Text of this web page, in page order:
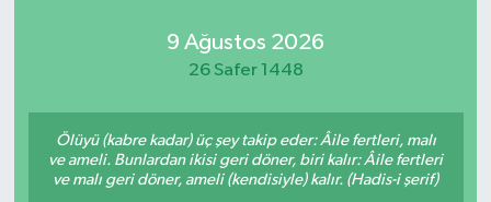
9 Ağustos 2026
26 Safer 1448
Ölüyü (kabre kadar) üç şey takip eder: Âile fertleri, malı
ve ameli. Bunlardan ikisi geri döner, biri kalır: Âile fertleri
ve malı geri döner, ameli (kendisiyle) kalır. (Hadis-i şerif)